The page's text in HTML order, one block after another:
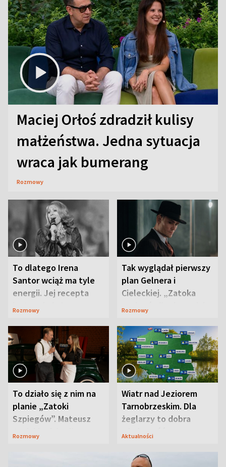
Maciej Orłoś zdradził kulisy
małżeństwa. Jedna sytuacja
wraca jak bumerang
Rozmowy
To dlatego Irena
Santor wciąż ma tyle
energii. Jej recepta
jest zaskakująco
Rozmowy
Tak wyglądał pierwszy
plan Gelnera i
Cieleckiej. „Zatoka
szpiegów” od razu ich
Rozmowy
To działo się z nim na
planie „Zatoki
Szpiegów”. Mateusz
Janicki odsłonił
Rozmowy
Wiatr nad Jeziorem
Tarnobrzeskim. Dla
żeglarzy to dobra
wiadomość
Aktualności